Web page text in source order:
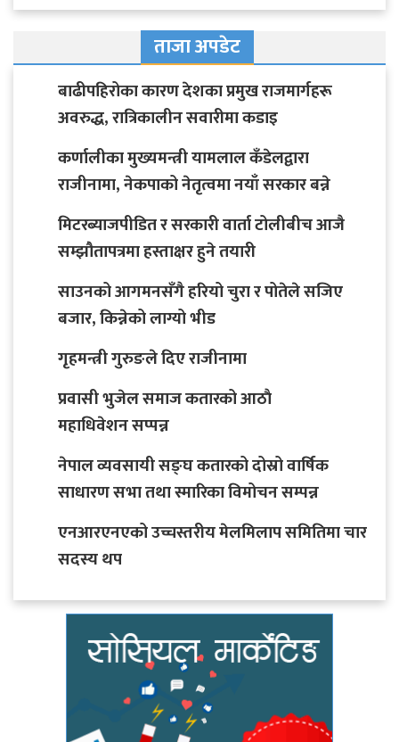
ताजा अपडेट
बाढीपहिरोका कारण देशका प्रमुख राजमार्गहरू
अवरुद्ध, रात्रिकालीन सवारीमा कडाइ
कर्णालीका मुख्यमन्त्री यामलाल कँडेलद्वारा
राजीनामा, नेकपाको नेतृत्वमा नयाँ सरकार बन्ने
मिटरब्याजपीडित र सरकारी वार्ता टोलीबीच आजै
सम्झौतापत्रमा हस्ताक्षर हुने तयारी
साउनको आगमनसँगै हरियो चुरा र पोतेले सजिए
बजार, किन्नेको लाग्यो भीड
गृहमन्त्री गुरुङले दिए राजीनामा
प्रवासी भुजेल समाज कतारको आठाै
महाधिवेशन सप्पन्न
नेपाल व्यवसायी सङ्घ कतारको दोस्रो वार्षिक
साधारण सभा तथा स्मारिका विमोचन सम्पन्न
एनआरएनएको उच्चस्तरीय मेलमिलाप समितिमा चार
सदस्य थप